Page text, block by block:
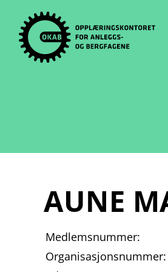
content
AUNE
Medlemsnummer:
Organisasjonsnummer: